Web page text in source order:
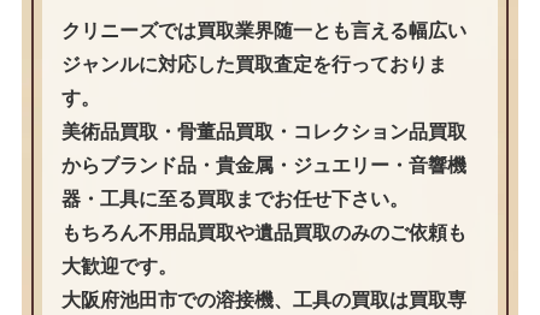
クリニーズでは買取業界随一とも言える幅広い
ジャンルに対応した買取査定を行っておりま
す。
美術品買取・骨董品買取・コレクション品買取
からブランド品・貴金属・ジュエリー・音響機
器・工具に至る買取までお任せ下さい。
もちろん不用品買取や遺品買取のみのご依頼も
大歓迎です。
大阪府池田市での溶接機、工具の買取は買取専